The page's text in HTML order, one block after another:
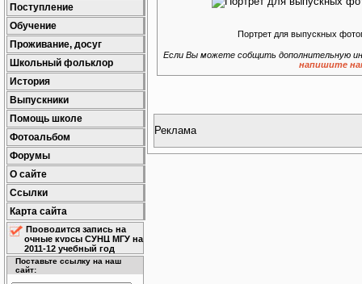
Поступление
Обучение
Проживание, досуг
Школьный фольклор
История
Выпускники
Помощь школе
Фотоальбом
Форумы
О сайте
Ссылки
Карта сайта
Проводится запись на
очные курсы СУНЦ МГУ на
2011-12 учебный год
Поставьте ссылку на наш
сайт:
Портрет для выпускных
Если Вы можете собщить дополнительную
напишите
Реклама